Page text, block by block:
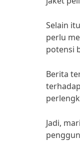
Selain
perlu
potensi
Berita
Jadi,